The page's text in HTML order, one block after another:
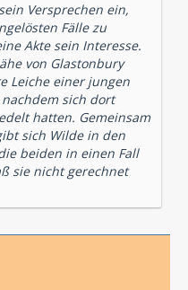
Versprechen ein,
Fälle zu
Akte sein Interesse.
von Glastonbury
Leiche einer jungen
sich dort
hatten. Gemeinsam
sich Wilde in den
beiden in einen Fall
sie nicht gerechnet